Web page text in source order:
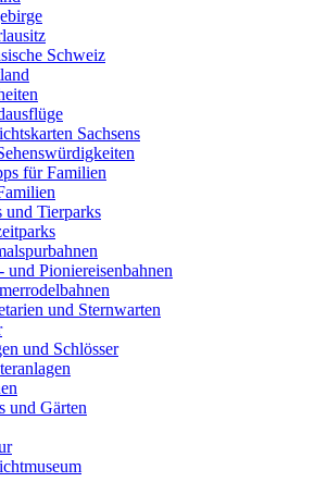
Schweiz
Sachsens
für Familien
und Tierparks
und Pioniereisenbahnen
und Sternwarten
und Schlösser
und Gärten